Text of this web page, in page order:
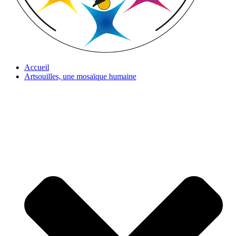
Accueil
Artsouilles, une mosaïque humaine